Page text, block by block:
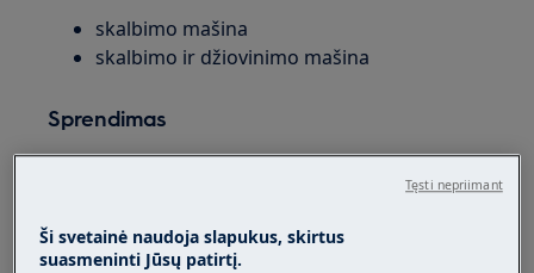
skalbimo mašina
skalbimo ir džiovinimo mašina
Sprendimas
1. Skalbyklė apskaičiuoja laiką pagal įkrovos
svorį, o rodomas laikas atitinka šį įvertinimą,
faktinei programos trukmei.
Ši svetainė naudoja slapukus, skirtus
suasmeninti Jūsų patirtį.
Tęsti nepriimant